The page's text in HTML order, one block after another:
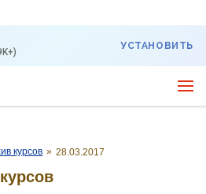
УСТАНОВИТЬ
курсов » 28.03.2017